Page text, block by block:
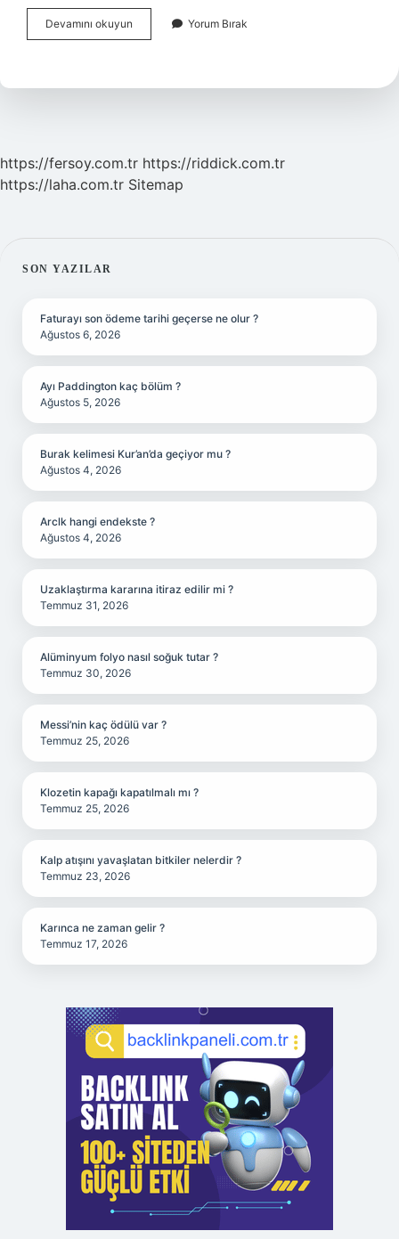
Devamını okuyun
Tezahürü
Yorum Bırak
https://fersoy.com.tr https://riddick.com.tr
https://laha.com.tr Sitemap
SIDEBAR
SON YAZILAR
Faturayı son ödeme tarihi geçerse ne olur ?
Ağustos 6, 2026
Ayı Paddington kaç bölüm ?
Ağustos 5, 2026
Burak kelimesi Kur’an’da geçiyor mu ?
Ağustos 4, 2026
Arclk hangi endekste ?
Ağustos 4, 2026
Uzaklaştırma kararına itiraz edilir mi ?
Temmuz 31, 2026
Alüminyum folyo nasıl soğuk tutar ?
Temmuz 30, 2026
Messi’nin kaç ödülü var ?
Temmuz 25, 2026
Klozetin kapağı kapatılmalı mı ?
Temmuz 25, 2026
Kalp atışını yavaşlatan bitkiler nelerdir ?
Temmuz 23, 2026
Karınca ne zaman gelir ?
Temmuz 17, 2026